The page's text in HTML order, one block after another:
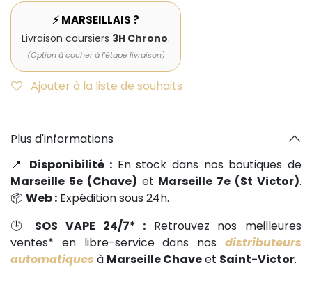
⚡ MARSEILLAIS ?
Livraison coursiers 3H Chrono.
(Option à cocher à l'étape livraison)
Ajouter à la liste de souhaits
Plus d'informations
📍 Disponibilité : En stock dans nos boutiques de
Marseille 5e (Chave) et Marseille 7e (St Victor).
📦 Web : Expédition sous 24h.
🕒 SOS VAPE 24/7* : Retrouvez nos meilleures
ventes* en libre-service dans nos distributeurs
automatiques à Marseille Chaveet Saint-Victor.